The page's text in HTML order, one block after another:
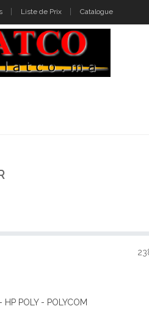
Liste de Prix Catalogue
HP POLY - POLYCOM